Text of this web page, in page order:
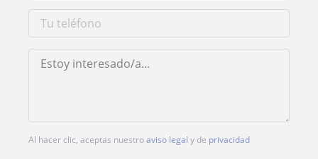
Al hacer clic, aceptas nuestroaviso legal y de privacidad